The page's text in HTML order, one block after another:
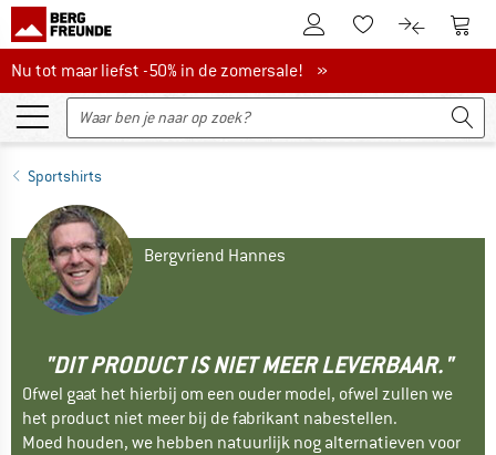
De klantenaccount
Naar deNaar de
Nu tot maar liefst -50% in de zomersale!
Nu tot maar liefst -50% in de zomersale! »
Sportshirts
Bergvriend Hannes
"DIT PRODUCT IS NIET MEER LEVERBAAR."
Ofwel gaat het hierbij om een ouder model, ofwel zullen we
het product niet meer bij de fabrikant nabestellen.
Moed houden, we hebben natuurlijk nog alternatieven voor